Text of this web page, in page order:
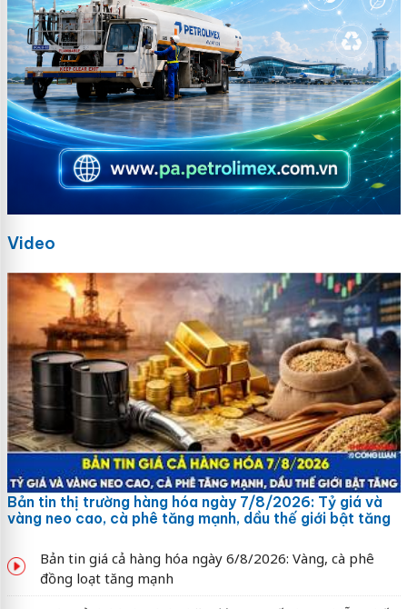
Video
Bản tin thị trường hàng hóa ngày 7/8/2026: Tỷ giá và
vàng neo cao, cà phê tăng mạnh, dầu thế giới bật tăng
Bản tin giá cả hàng hóa ngày 6/8/2026: Vàng, cà phê
đồng loạt tăng mạnh